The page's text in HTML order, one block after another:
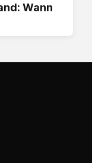
Wann